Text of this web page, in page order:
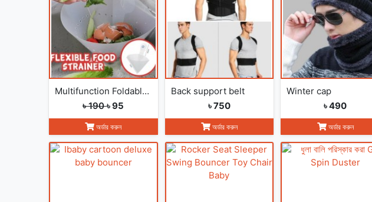
Multifunction Foldable Kitchen Strainer Bag
৳ 190৳ 95
অর্ডার করুন
Back support belt
৳ 750
অর্ডার করুন
Winter cap
৳ 490
অর্ডার করুন